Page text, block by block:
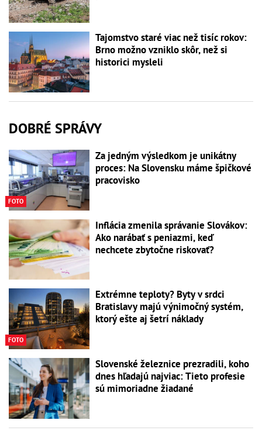
Tajomstvo staré viac než tisíc rokov:
Brno možno vzniklo skôr, než si
historici mysleli
DOBRÉ SPRÁVY
FOTO
Za jedným výsledkom je unikátny
proces: Na Slovensku máme špičkové
pracovisko
Inflácia zmenila správanie Slovákov:
Ako narábať s peniazmi, keď
nechcete zbytočne riskovať?
FOTO
Extrémne teploty? Byty v srdci
Bratislavy majú výnimočný systém,
ktorý ešte aj šetrí náklady
Slovenské železnice prezradili, koho
dnes hľadajú najviac: Tieto profesie
sú mimoriadne žiadané